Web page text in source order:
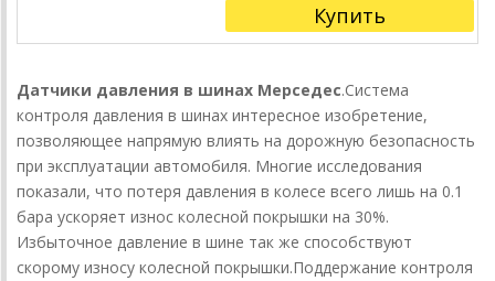
Купить
Датчики давления в шинах Мерседес.Система
контроля давления в шинах интересное изобретение,
позволяющее напрямую влиять на дорожную безопасность
при эксплуатации автомобиля. Многие исследования
показали, что потеря давления в колесе всего лишь на 0.1
бара ускоряет износ колесной покрышки на 30%.
Избыточное давление в шине так же способствуют
скорому износу колесной покрышки.Поддержание контроля